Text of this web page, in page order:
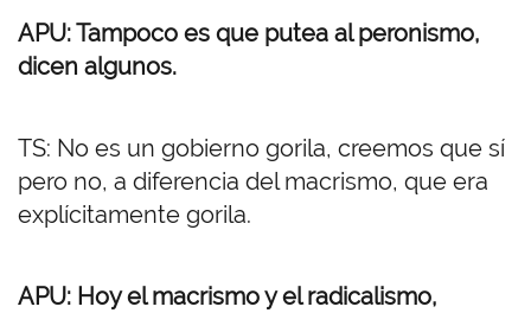
APU: Tampoco es que putea al peronismo,
dicen algunos.
TS: No es un gobierno gorila, creemos que sí
pero no, a diferencia del macrismo, que era
explícitamente gorila.
APU: Hoy el macrismo y el radicalismo,